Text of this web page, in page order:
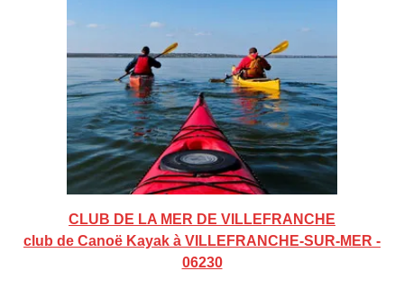
CLUB DE LA MER DE VILLEFRANCHE
club de Canoë Kayak à VILLEFRANCHE-SUR-MER -
06230